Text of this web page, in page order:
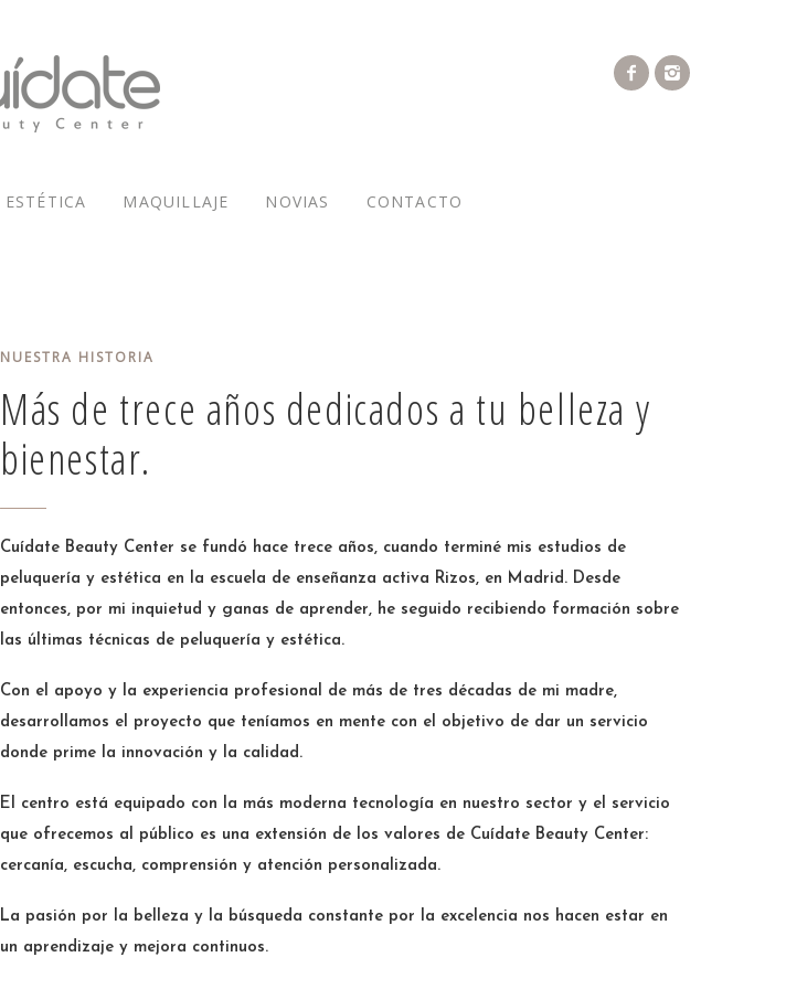
ESTÉTICA MAQUILLAJE NOVIAS CONTACTO
NUESTRA HISTORIA
Más de trece años dedicados a tu belleza y
bienestar.
Cuídate Beauty Center se fundó hace trece años, cuando terminé mis estudios de
peluquería y estética en la escuela de enseñanza activa Rizos, en Madrid. Desde
entonces, por mi inquietud y ganas de aprender, he seguido recibiendo formación sobre
las últimas técnicas de peluquería y estética.
Con el apoyo y la experiencia profesional de más de tres décadas de mi madre,
desarrollamos el proyecto que teníamos en mente con el objetivo de dar un servicio
donde prime la innovación y la calidad.
El centro está equipado con la más moderna tecnología en nuestro sector y el servicio
que ofrecemos al público es una extensión de los valores de Cuídate Beauty Center:
cercanía, escucha, comprensión y atención personalizada.
La pasión por la belleza y la búsqueda constante por la excelencia nos hacen estar en
un aprendizaje y mejora continuos.